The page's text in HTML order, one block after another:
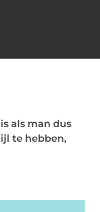
als man dus
te hebben,